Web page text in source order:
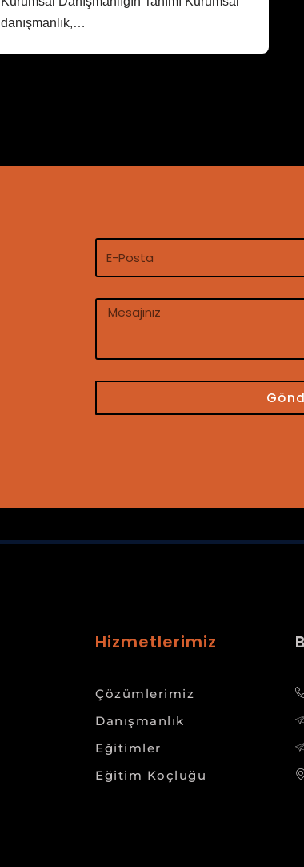
danışmanlık,…
Hizmetlerimiz
Çözümlerimiz
Danışmanlık
Eğitimler
Eğitim Koçluğu